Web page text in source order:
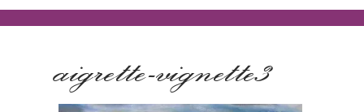
aigrette-vignette3